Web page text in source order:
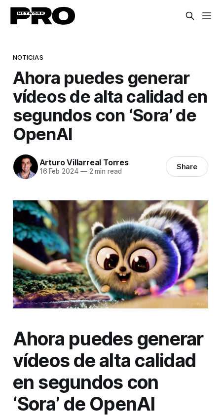
NOTICIAS
Ahora puedes generar
vídeos de alta calidad en
segundos con ‘Sora’ de
OpenAI
Arturo Villarreal Torres
16 Feb 2024 —2 min read Share
Ahora puedes generar
vídeos de alta calidad
en segundos con
‘Sora’ de OpenAI